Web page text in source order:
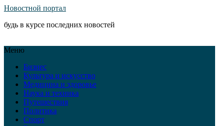
Новостной портал
будь в курсе последних новостей
Меню
Бизнес
Культура и искусство
Медицина и здоровье
Наука и техника
Путешествия
Политика
Спорт